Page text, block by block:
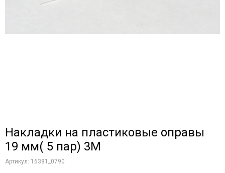
Накладки на пластиковые оправы
19 мм( 5 пар) 3М
Артикул: 16381_0790